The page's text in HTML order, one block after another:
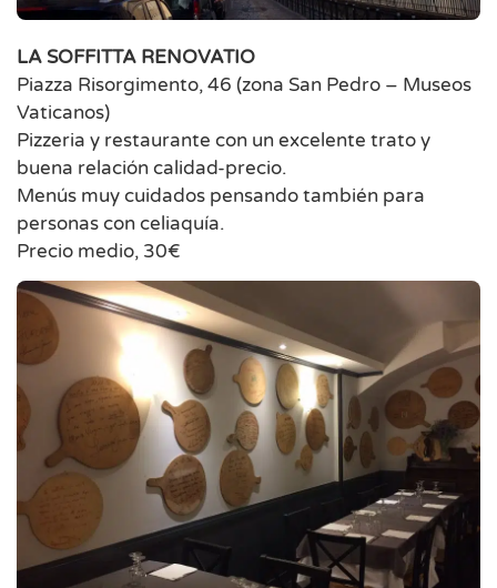
LA SOFFITTA RENOVATIO
Piazza Risorgimento, 46 (zona San Pedro – Museos
Vaticanos)
Pizzeria y restaurante con un excelente trato y
buena relación calidad-precio.
Menús muy cuidados pensando también para
personas con celiaquía.
Precio medio, 30€